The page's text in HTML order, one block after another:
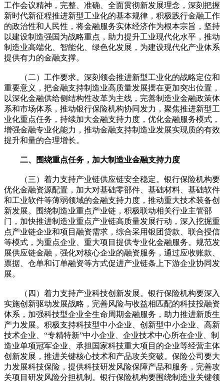
工作会议精神，完整、准确、全面贯彻新发展理念，深刻把握
新时代新征程推进新型工业化的基本规律，积极践行金融工作
的政治性和人民性，将金融服务实体经济作为根本宗旨，坚持
以建设制造强国为战略重点，助力提升工业现代化水平，推动
制造业高端化、智能化、绿色化发展，为建设现代化产业体系
提供有力的金融支撑。
（二）工作要求。深刻领会推进新型工业化的战略定位和
重要意义，把金融支持制造业高质量发展摆在更加突出位置，
以深化金融供给侧结构性改革为主线，完善制造业金融政策体
系和市场体系，推动银行保险机构协同发力，聚焦推进新型工
业化重点任务，持续加大金融支持力度，优化金融服务模式，
增强金融专业化能力，推动金融支持制造业发展实现质的有效
提升和量的合理增长。
二、围绕重点任务，加大制造业金融支持力度
（三）着力支持产业链供应链安全稳定。银行保险机构要
优化金融资源配置，加大对基础零部件、基础材料、基础软件
和工业软件等薄弱领域的金融支持力度，推动重大技术装备创
新发展。围绕制造业重点产业链，积极联动相关行业主管部
门，加快推进制造业重点产业链高质量发展行动，深入挖掘重
点产业链企业和项目融资需求，综合采用银团贷款、联合授信
等模式，为重点企业、重大项目提供专业化金融服务。规范发
展供应链金融，强化对核心企业的融资服务，通过应收账款、
票据、仓单和订单融资等方式促进产业链条上下游企业协同发
展。
（四）着力支持产业科技创新发展。银行保险机构要深入
实施创新驱动发展战略，完善风险与收益相匹配的科技投融资
体系，加强科技型企业全生命周期金融服务，助力推进新质生
产力发展。积极支持科技型中小企业、创新型中小企业、高新
技术企业、“专精特新”中小企业、企业技术中心所在企业、制
造业单项冠军企业、承担国家科技重大项目的企业等经营主体
创新发展，推进关键核心技术和产品攻关突破。保险公司要大
力发展科技保险，提供科技研发风险保障产品和服务，完善攻
关项目研发风险分担机制。银行保险机构要围绕制造业关键领